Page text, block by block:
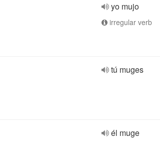
yo mujo
irregular verb
tú muges
él muge